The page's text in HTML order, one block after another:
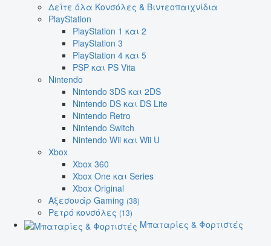
Δείτε όλα Κονσόλες & Βιντεοπαιχνίδια
PlayStation
PlayStation 1 και 2
PlayStation 3
PlayStation 4 και 5
PSP και PS Vita
Nintendo
Nintendo 3DS και 2DS
Nintendo DS και DS Lite
Nintendo Retro
Nintendo Switch
Nintendo Wii και Wii U
Xbox
Xbox 360
Xbox One και Series
Xbox Original
Αξεσουάρ Gaming (38)
Ρετρό κονσόλες (13)
Μπαταρίες & Φορτιστές